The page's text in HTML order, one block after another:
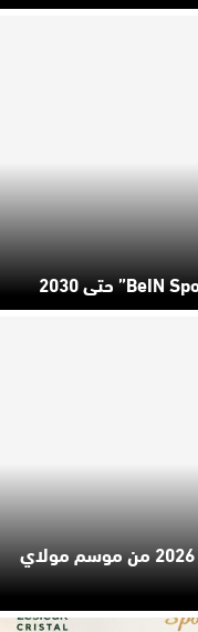
مجموعة لوسيور كريسطال ترعى دورة 2026 من موسم مولاي